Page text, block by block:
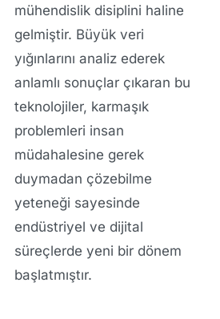
mühendislik disiplini haline
gelmiştir. Büyük veri
yığınlarını analiz ederek
anlamlı sonuçlar çıkaran bu
teknolojiler, karmaşık
problemleri insan
müdahalesine gerek
duymadan çözebilme
yeteneği sayesinde
endüstriyel ve dijital
süreçlerde yeni bir dönem
başlatmıştır.